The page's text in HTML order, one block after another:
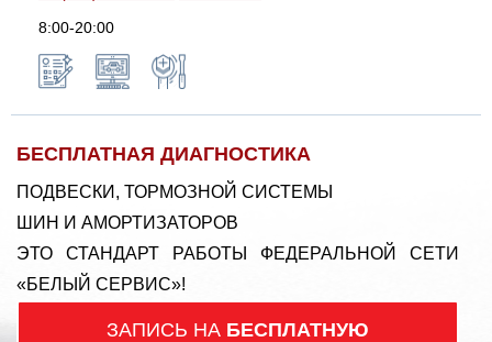
8:00-20:00
БЕСПЛАТНАЯ ДИАГНОСТИКА
ПОДВЕСКИ, ТОРМОЗНОЙ СИСТЕМЫ
ШИН И АМОРТИЗАТОРОВ
ЭТО СТАНДАРТ РАБОТЫ ФЕДЕРАЛЬНОЙ СЕТИ
«БЕЛЫЙ СЕРВИС»!
ЗАПИСЬ НА БЕСПЛАТНУЮ